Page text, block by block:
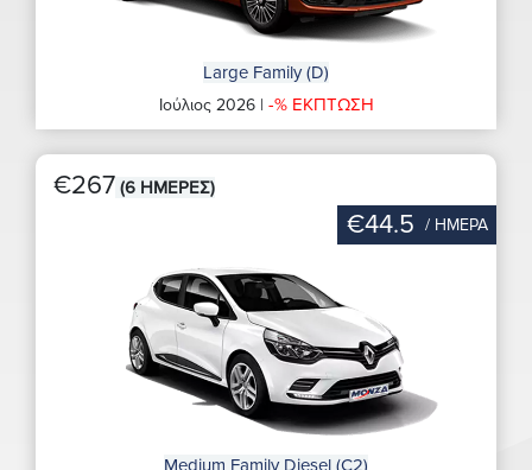
Large Family (D)
Ιούλιος 2026 | -% ΕΚΠΤΩΣΗ
€267 (6 ΗΜΕΡΕΣ)
€44.5 / ΗΜΕΡΑ
Medium Family Diesel (C2)